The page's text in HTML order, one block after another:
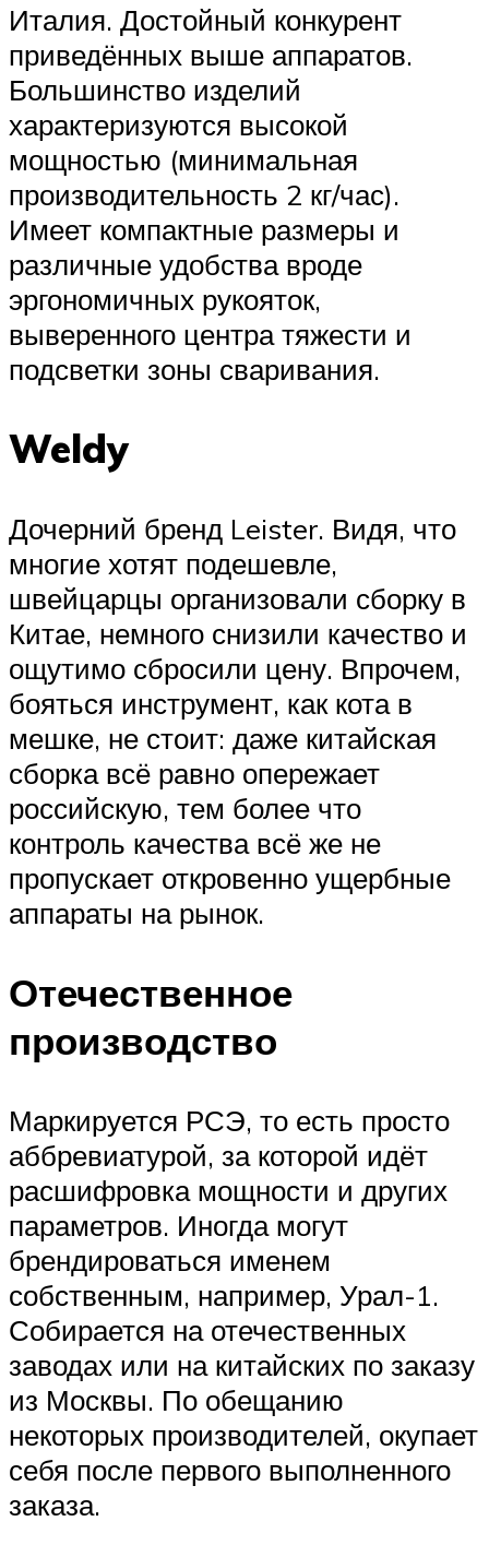
Италия. Достойный конкурент
приведённых выше аппаратов.
Большинство изделий
характеризуются высокой
мощностью (минимальная
производительность 2 кг/час).
Имеет компактные размеры и
различные удобства вроде
эргономичных рукояток,
выверенного центра тяжести и
подсветки зоны сваривания.
Weldy
Дочерний бренд Leister. Видя, что
многие хотят подешевле,
швейцарцы организовали сборку в
Китае, немного снизили качество и
ощутимо сбросили цену. Впрочем,
бояться инструмент, как кота в
мешке, не стоит: даже китайская
сборка всё равно опережает
российскую, тем более что
контроль качества всё же не
пропускает откровенно ущербные
аппараты на рынок.
Отечественное
производство
Маркируется РСЭ, то есть просто
аббревиатурой, за которой идёт
расшифровка мощности и других
параметров. Иногда могут
брендироваться именем
собственным, например, Урал-1.
Собирается на отечественных
заводах или на китайских по заказу
из Москвы. По обещанию
некоторых производителей, окупает
себя после первого выполненного
заказа.